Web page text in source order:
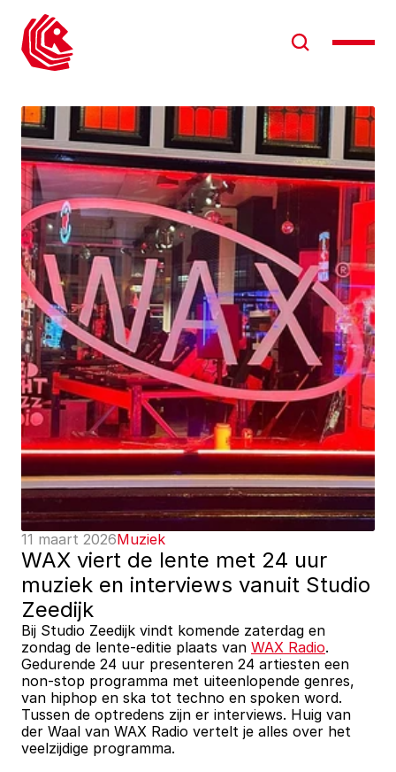
11 maart 2026Muziek
WAX viert de lente met 24 uur
muziek en interviews vanuit Studio
Zeedijk
Bij Studio Zeedijk vindt komende zaterdag en
zondag de lente-editie plaats van WAX Radio.
Gedurende 24 uur presenteren 24 artiesten een
non-stop programma met uiteenlopende genres,
van hiphop en ska tot techno en spoken word.
Tussen de optredens zijn er interviews. Huig van
der Waal van WAX Radio vertelt je alles over het
veelzijdige programma.